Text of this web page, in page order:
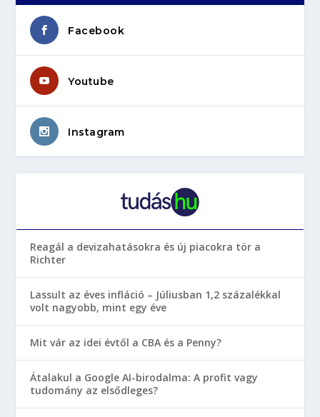
Facebook
Youtube
Instagram
Reagál a devizahatásokra és új piacokra tör a
Richter
Lassult az éves infláció – Júliusban 1,2 százalékkal
volt nagyobb, mint egy éve
Mit vár az idei évtől a CBA és a Penny?
Átalakul a Google AI-birodalma: A profit vagy
tudomány az elsődleges?